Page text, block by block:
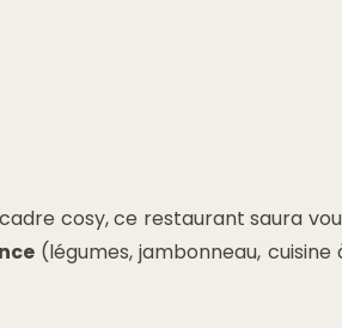
cosy, ce restaurant saura
(légumes, jambonneau, cuisine